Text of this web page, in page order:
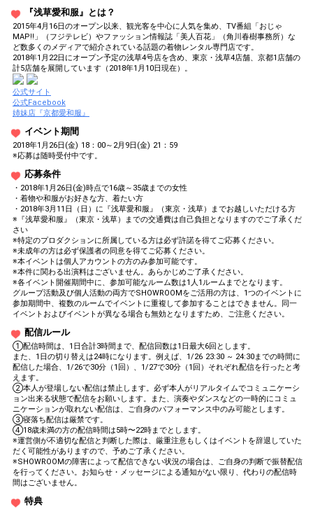
『浅草愛和服』とは？
2015年4月16日のオープン以来、観光客を中心に人気を集め、TV番組「おじゃ
MAP!!」（フジテレビ）やファッション情報誌「美人百花」（角川春樹事務所）な
ど数多くのメディアで紹介されている話題の着物レンタル専門店です。
2018年1月22日にオープン予定の浅草4号店を含め、東京・浅草4店舗、京都1店舗の
計5店舗を展開しています（2018年1月10日現在）。
公式サイト
公式Facebook
姉妹店『京都愛和服』
イベント期間
2018年1月26日(金) 18：00～2月9日(金) 21：59
※応募は随時受付中です。
応募条件
・2018年1月26日(金)時点で16歳～35歳までの女性
・着物や和服がお好きな方、着たい方
・2018年3月11日（日）に『浅草愛和服』（東京・浅草）までお越しいただける方
※『浅草愛和服』（東京・浅草）までの交通費は自己負担となりますのでご了承くだ
さい
※特定のプロダクションに所属している方は必ず許諾を得てご応募ください。
※未成年の方は必ず保護者の同意を得てご応募ください。
※本イベントは個人アカウントの方のみ参加可能です。
※本件に関わる出演料はございません。あらかじめご了承ください。
※各イベント開催期間中に、参加可能なルーム数は1人1ルームまでとなります。
グループ活動及び個人活動の両方でSHOWROOMをご活用の方は、1つのイベントに
参加期間中、複数のルームでイベントに重複して参加することはできません。同一
イベントおよびイベントが異なる場合も無効となりますため、ご注意ください。
配信ルール
①配信時間は、1日合計3時間まで、配信回数は1日最大6回とします。
また、1日の切り替えは24時になります。例えば、1/26 23:30 ~ 24:30までの時間に
配信した場合、1/26で30分（1回）、1/27で30分（1回）それぞれ配信を行ったと考
えます。
②本人が登場しない配信は禁止します。必ず本人がリアルタイムでコミュニケーシ
ョン出来る状態で配信をお願いします。また、演奏やダンスなどの一時的にコミュ
ニケーションが取れない配信は、ご自身のパフォーマンス中のみ可能とします。
③寝落ち配信は厳禁です。
④18歳未満の方の配信時間は5時〜22時までとします。
※運営側が不適切な配信と判断した際は、厳重注意もしくはイベントを辞退していた
だく可能性がありますので、予めご了承ください。
※SHOWROOMの障害によって配信できない状況の場合は、ご自身の判断で振替配信
を行ってください。お知らせ・メッセージによる通知がない限り、代わりの配信時
間はございません。
特典